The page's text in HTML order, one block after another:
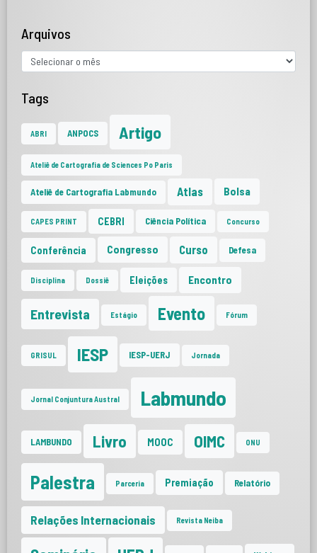
Arquivos
Tags
ABRI ANPOCS Artigo
Ateliê de Cartografia de Sciences Po Paris
Ateliê de Cartografia Labmundo Atlas Bolsa
CAPES PRINT CEBRI Ciência Política Concurso
Conferência Congresso Curso Defesa
Disciplina Dossiê Eleições Encontro
Entrevista Estágio Evento Fórum
GRISUL IESP IESP-UERJ Jornada
Jornal Conjuntura Austral Labmundo
LAMBUNDO Livro MOOC OIMC ONU
Palestra Parceria Premiação Relatório
Relações Internacionais Revista Neiba